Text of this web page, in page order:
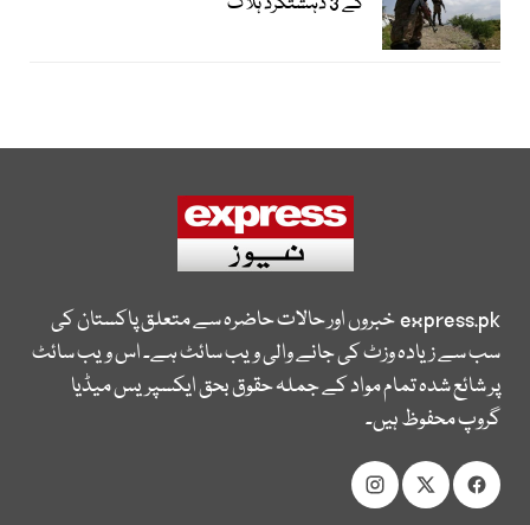
express.pkخبروں اور حالات حاضرہ سے متعلق پاکستان کی
سب سے زیادہ وزٹ کی جانے والی ویب سائٹ ہے۔ اس ویب سائٹ
پر شائع شدہ تمام مواد کے جملہ حقوق بحق ایکسپریس میڈیا
گروپ محفوظ ہیں۔